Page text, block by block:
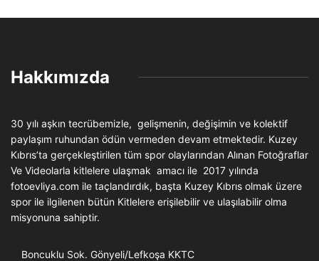
Hakkımızda
30 yılı aşkın tecrübemizle, gelişmenin, değişimin ve kolektif
paylaşım ruhundan ödün vermeden devam etmektedir. Kuzey
Kıbrıs’ta gerçekleştirilen tüm spor olaylarından Alınan Fotoğraflar
Ve Videolarla kitlelere ulaşmak amacı ile 2017 yılında
fotoevliya.com ile taçlandırdık, başta Kuzey Kıbrıs olmak üzere
spor ile ilgilenen bütün Kitlelere erişilebilir ve ulaşılabilir olma
misyonuna sahiptir.
Boncuklu Sok. Gönyeli/Lefkoşa KKTC